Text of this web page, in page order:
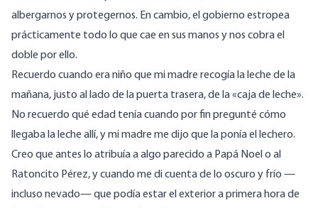
albergarnos y protegernos. En cambio, el gobierno estropea
prácticamente todo lo que cae en sus manos y nos cobra el
doble por ello.
Recuerdo cuando era niño que mi madre recogía la leche de la
mañana, justo al lado de la puerta trasera, de la «caja de leche».
No recuerdo qué edad tenía cuando por fin pregunté cómo
llegaba la leche allí, y mi madre me dijo que la ponía el lechero.
Creo que antes lo atribuía a algo parecido a Papá Noel o al
Ratoncito Pérez, y cuando me di cuenta de lo oscuro y frío —
incluso nevado— que podía estar el exterior a primera hora de